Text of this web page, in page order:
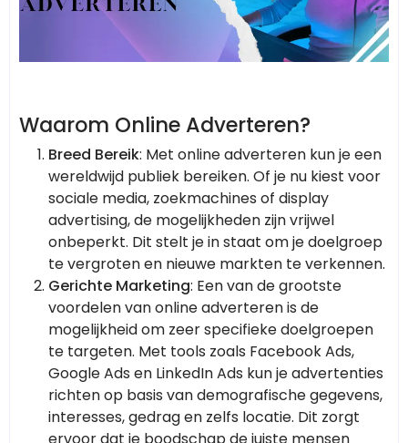
Waarom Online Adverteren?
Breed Bereik: Met online adverteren kun je een
wereldwijd publiek bereiken. Of je nu kiest voor
sociale media, zoekmachines of display
advertising, de mogelijkheden zijn vrijwel
onbeperkt. Dit stelt je in staat om je doelgroep
te vergroten en nieuwe markten te verkennen.
Gerichte Marketing: Een van de grootste
voordelen van online adverteren is de
mogelijkheid om zeer specifieke doelgroepen
te targeten. Met tools zoals Facebook Ads,
Google Ads en LinkedIn Ads kun je advertenties
richten op basis van demografische gegevens,
interesses, gedrag en zelfs locatie. Dit zorgt